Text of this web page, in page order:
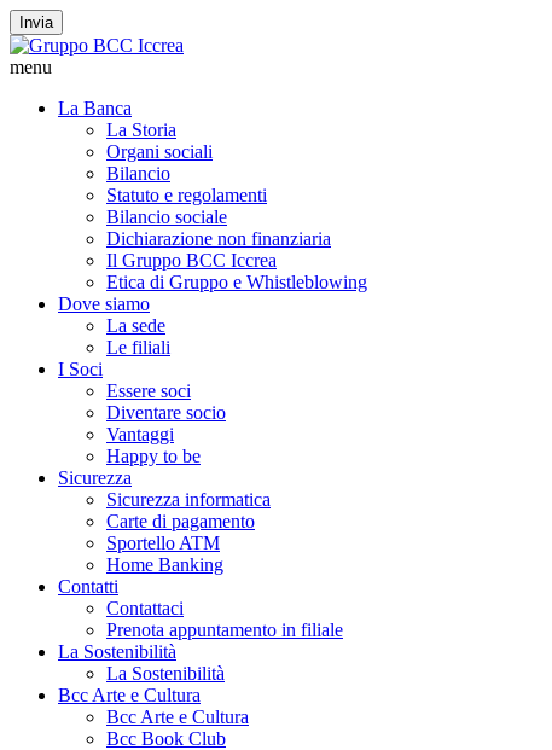
Invia
menu
La Banca
La Storia
Organi sociali
Bilancio
Statuto e regolamenti
Bilancio sociale
Dichiarazione non finanziaria
Il Gruppo BCC Iccrea
Etica di Gruppo e Whistleblowing
Dove siamo
La sede
Le filiali
I Soci
Essere soci
Diventare socio
Vantaggi
Happy to be
Sicurezza
Sicurezza informatica
Carte di pagamento
Sportello ATM
Home Banking
Contatti
Contattaci
Prenota appuntamento in filiale
La Sostenibilità
La Sostenibilità
Bcc Arte e Cultura
Bcc Arte e Cultura
Bcc Book Club